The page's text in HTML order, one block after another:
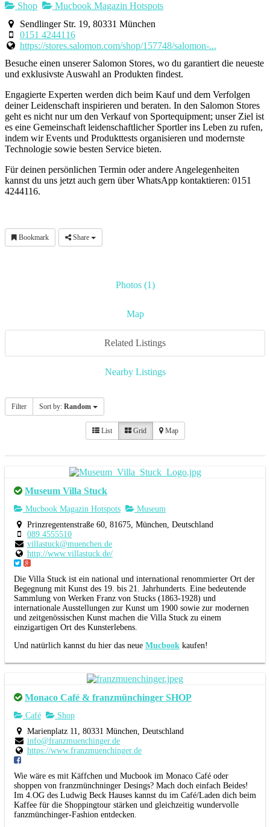
Shop
Mucbook Magazin Hotspots
Sendlinger Str. 19, 80331 München
0151 4244116
https://stores.salomon.com/shop/157748/salomon-...
Besuche einen unserer Salomon Stores, wo du garantiert die neueste
und exklusivste Auswahl an Produkten findest.
Engagierte Experten werden dich beim Kauf und dem Verfolgen
deiner Leidenschaft inspirieren und beraten. In den Salomon Stores
geht es nicht nur um den Verkauf von Sportequipment; unser Ziel ist
es eine Gemeinschaft leidenschaftlicher Sportler ins Leben zu rufen,
indem wir Events und Produkttests organisieren und modernste
Technologie sowie besten Service bieten.
Für deinen persönlichen Termin oder andere Angelegenheiten
kannst du uns jetzt auch gern über WhatsApp kontaktieren: 0151
4244116.
Bookmark Share
Photos (1)
Map
Related Listings
Nearby Listings
Filter Sort by: Random
List Grid Map
Museum Villa Stuck
Mucbook Magazin Hotspots
Museum
Prinzregentenstraße 60, 81675, München, Deutschland
089 4555510
villastuck@muenchen.de
http://www.villastuck.de/
Die Villa Stuck ist ein national und international renommierter Ort der
Begegnung mit Kunst des 19. bis 21. Jahrhunderts. Eine bedeutende
Sammlung von Werken Franz von Stucks (1863-1928) und
internationale Ausstellungen zur Kunst um 1900 sowie zur modernen
und zeitgenössischen Kunst machen die Villa Stuck zu einem
einzigartigen Ort des Kunsterlebens.
Und natürlich kannst du hier das neue Mucbook kaufen!
Monaco Café & franzmünchinger SHOP
Café
Shop
Marienplatz 11, 80331 München, Deutschland
info@franzmuenchinger.de
https://www.franzmuenchinger.de
Wie wäre es mit Käffchen und Mucbook im Monaco Café oder
shoppen von franzmünchninger Desings? Mach doch einfach Beides!
Im 4.OG des Ludwig Beck Hauses kannst du im Café/Laden dich beim
Kaffee für die Shoppingtour stärken und gleichzeitig wundervolle
fanzmünchinger-Fashion entdecken.